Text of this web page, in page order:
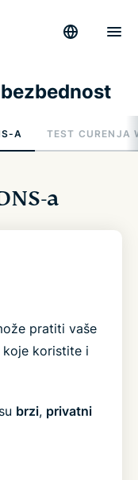
A TEST CURENJA
a
pratiti vaše
koje koristite i
brzi, privatni